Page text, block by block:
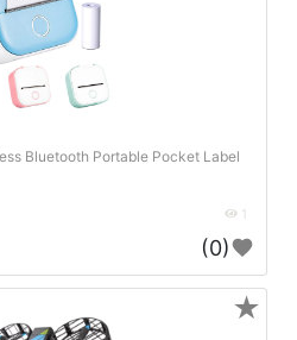
Bluetooth Portable Pocket Label
1
(0)
★